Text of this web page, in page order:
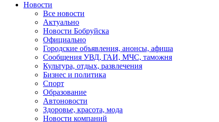
Новости
Все новости
Актуально
Новости Бобруйска
Официально
Городские объявления, анонсы, афиша
Сообщения УВД, ГАИ, МЧС, таможня
Культура, отдых, развлечения
Бизнес и политика
Спорт
Образование
Автоновости
Здоровье, красота, мода
Новости компаний